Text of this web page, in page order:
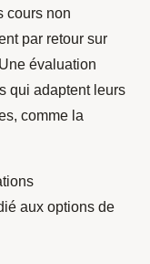
cours non
par retour sur
évaluation
qui adaptent leurs
comme la
aux options de